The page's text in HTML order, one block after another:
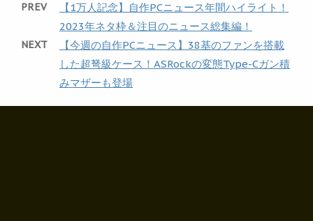
PREV
【1万人記念】自作PCニュース年間ハイライト！
2023年ネタ枠＆注目のニュース総集編！
NEXT
【今週の自作PCニュース】38基のファンを搭載
した超弩級ケース！ASRockの変態Type-Cガン積
みマザーも登場